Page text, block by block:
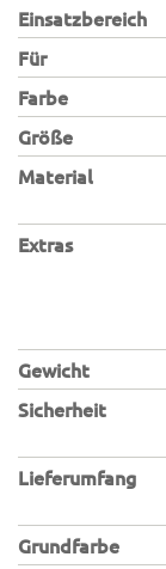
Einsatzbereich
Für
Farbe
Größe
Material
Extras
Gewicht
Sicherheit
Lieferumfang
Grundfarbe